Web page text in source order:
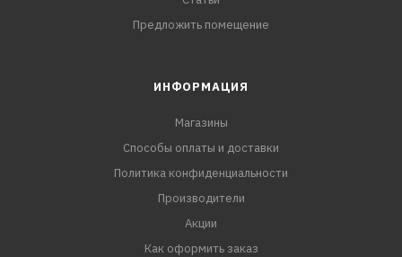
Предложить помещение
ИНФОРМАЦИЯ
Магазины
Способы оплаты и доставки
Политика конфиденциальности
Производители
Акции
Как оформить заказ